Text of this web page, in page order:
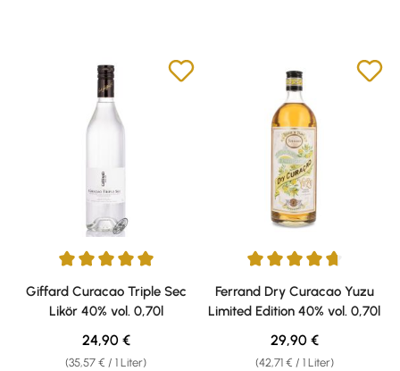
Durchschnittliche Bewertung von 5 von 5 Sternen
Giffard Curacao Triple Sec
Likör 40% vol. 0,70l
(35,57 € / 1 Liter)
Regulärer Preis:
24,90 €
Durchschnittliche Bewertung
Ferrand Dry Curacao Yuzu
Limited Edition 40% vol. 0,70l
(42,71 € / 1 Liter)
Regulärer Preis:
29,90 €